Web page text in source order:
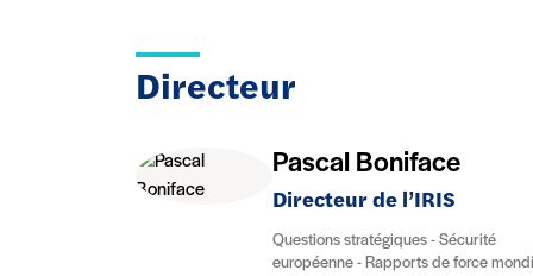
Directeur
Pascal Boniface
Directeur de l’IRIS
Questions stratégiques - Sécurité
européenne - Rapports de force